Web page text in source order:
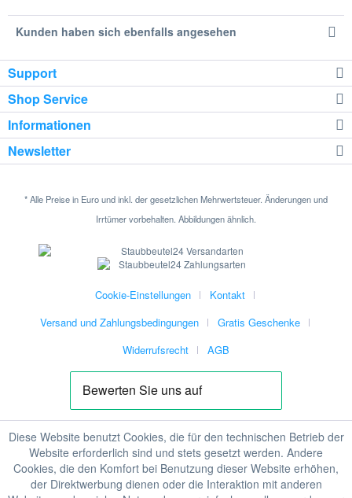
Kunden haben sich ebenfalls angesehen
Support
Shop Service
Informationen
Newsletter
* Alle Preise in Euro und inkl. der gesetzlichen Mehrwertsteuer. Änderungen und
Irrtümer vorbehalten. Abbildungen ähnlich.
Cookie-Einstellungen
Kontakt
Versand und Zahlungsbedingungen
Gratis Geschenke
Widerrufsrecht
AGB
Diese Website benutzt Cookies, die für den technischen Betrieb der
Website erforderlich sind und stets gesetzt werden. Andere
Cookies, die den Komfort bei Benutzung dieser Website erhöhen,
der Direktwerbung dienen oder die Interaktion mit anderen